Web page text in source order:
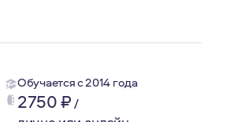
Обучается с 2014 года
2750₽/